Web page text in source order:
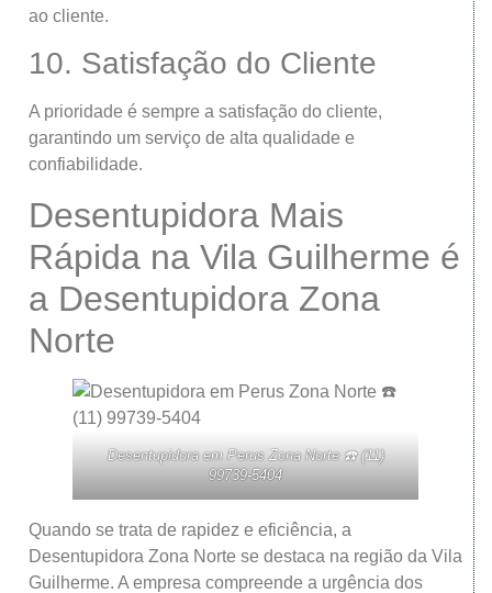
ao cliente.
10. Satisfação do Cliente
A prioridade é sempre a satisfação do cliente,
garantindo um serviço de alta qualidade e
confiabilidade.
Desentupidora Mais
Rápida na Vila Guilherme é
a Desentupidora Zona
Norte
Desentupidora em Perus Zona Norte ☎️ (11)
99739-5404
Quando se trata de rapidez e eficiência, a
Desentupidora Zona Norte se destaca na região da Vila
Guilherme. A empresa compreende a urgência dos